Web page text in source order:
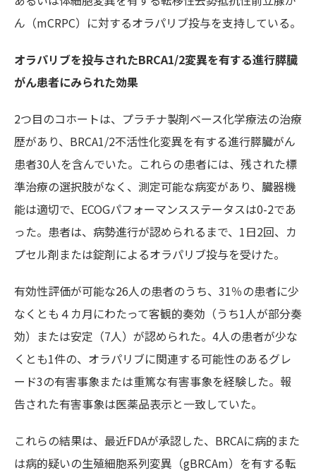
ん（mCRPC）に対するオラパリブ投与を支持している。
オラパリブを投与されたBRCA1/2変異を有する進行膵臓
がん患者にみられた効果
2つ目のコホートは、プラチナ製剤ベース化学療法の治療
歴があり、BRCA1/2不活性化変異を有する進行膵臓がん
患者30人を含んでいた。これらの患者には、残された標
準治療の選択肢がなく、測定可能な病変があり、臓器機
能は適切で、ECOGパフォーマンスステータスは0-2であ
った。患者は、病勢進行が認められるまで、1日2回、カ
プセル剤または錠剤によるオラパリブ投与を受けた。
有効性評価が可能な26人の患者のうち、31％の患者に少
なくとも４カ月にわたって客観的奏効（うち1人が部分奏
効）または安定（7人）が認められた。4人の患者が少な
くとも1件の、オラパリブに関連する可能性のあるグレ
ード3の有害事象または重篤な有害事象を経験した。報
告された有害事象は医薬品表示と一致していた。
これらの結果は、最近FDAが承認した、BRCAに病的また
は病的疑いの生殖細胞系列変異（gBRCAm）を有する転